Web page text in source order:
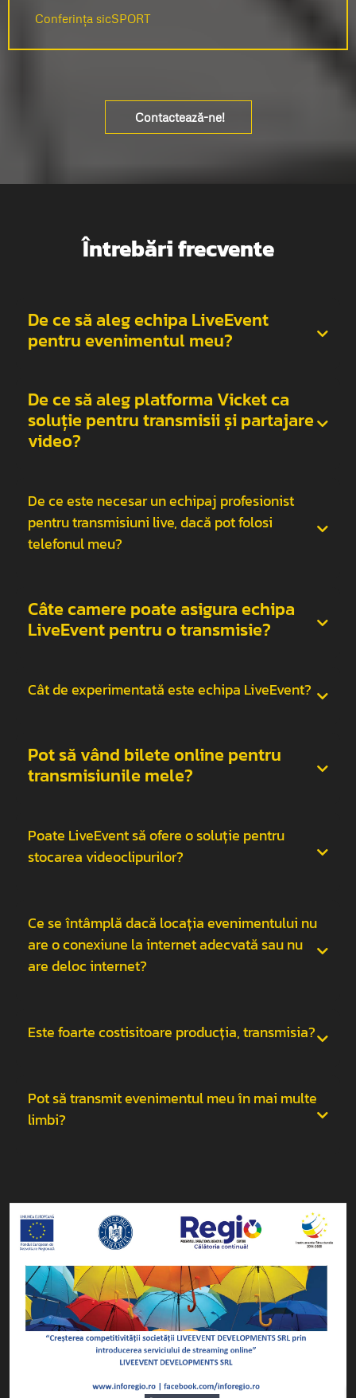
Conferința sicSPORT
Contactează-ne!
Întrebări frecvente
De ce să aleg echipa LiveEvent
pentru evenimentul meu?
De ce să aleg platforma Vicket ca
soluție pentru transmisii și partajare
video?
De ce este necesar un echipaj profesionist
pentru transmisiuni live, dacă pot folosi
telefonul meu?
Câte camere poate asigura echipa
LiveEvent pentru o transmisie?
Cât de experimentată este echipa LiveEvent?
Pot să vând bilete online pentru
transmisiunile mele?
Poate LiveEvent să ofere o soluție pentru
stocarea videoclipurilor?
Ce se întâmplă dacă locația evenimentului nu
are o conexiune la internet adecvată sau nu
are deloc internet?
Este foarte costisitoare producția, transmisia?
Pot să transmit evenimentul meu în mai multe
limbi?